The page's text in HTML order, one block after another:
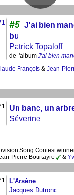
#5 J'ai bien
bu
Patrick Topaloff
de l'album J'ai bien
François & Jean-
Un banc, un
Séverine
Song Contest
Pierre Bourtayre
&
L'Arsène
Jacques Dutronc